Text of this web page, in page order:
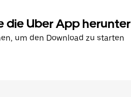
die Uber App herunter
um den Download zu starten